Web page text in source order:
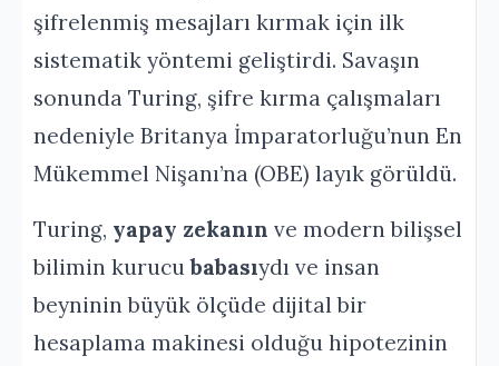
şifrelenmiş mesajları kırmak için ilk
sistematik yöntemi geliştirdi. Savaşın
sonunda Turing, şifre kırma çalışmaları
nedeniyle Britanya İmparatorluğu’nun En
Mükemmel Nişanı’na (OBE) layık görüldü.
Turing, yapay zekanın ve modern bilişsel
bilimin kurucubabasıydı ve insan
beyninin büyük ölçüde dijital bir
hesaplama makinesi olduğu hipotezinin